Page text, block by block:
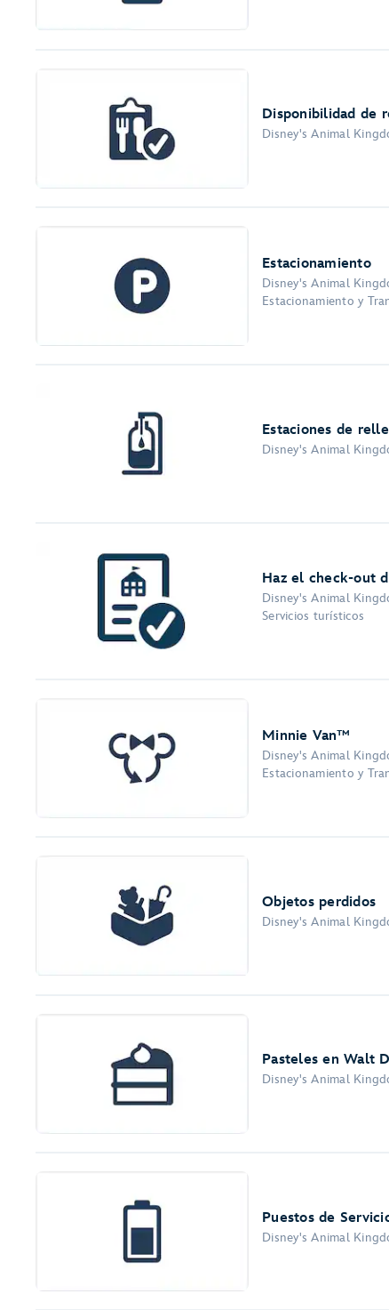
Disponibilidad de
Disney's Animal
Estacionamiento
Disney's Animal
Estacionamiento y
Estaciones de
Disney's Animal
Haz el check-out
Disney's Animal
Servicios turísticos
Minnie Van™
Disney's Animal
Estacionamiento y
Objetos perdidos
Disney's Animal
Pasteles en Walt
Disney's Animal
Puestos de
Disney's Animal